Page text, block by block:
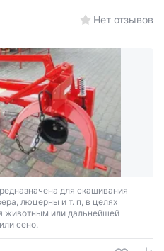
Нет отзывов
для скашивания
люцерны и т. п, в целях
животным или дальнейшей
сено.